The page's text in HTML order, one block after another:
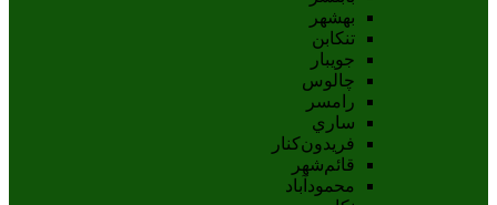
بهشهر
تنکابن
جويبار
چالوس
رامسر
ساري
فريدون‌کنار
قائم‌شهر
محمودآباد